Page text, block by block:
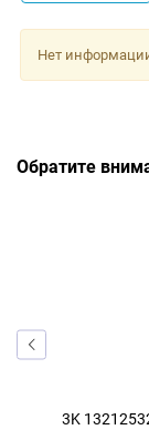
Нет
Обратите
3K